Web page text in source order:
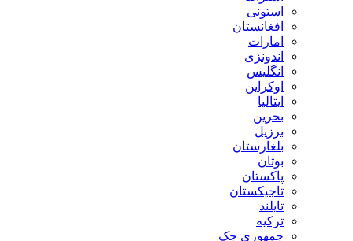
استونی
افغانستان
امارات
اندونزی
انگلیس
اوکراین
ایتالیا
بحرین
برزیل
بلغارستان
بوتان
پاکستان
تاجیکستان
تایلند
ترکیه
جمهوری چک